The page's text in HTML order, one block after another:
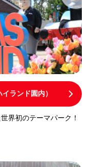
ランド園内）
界初のテーマパーク！